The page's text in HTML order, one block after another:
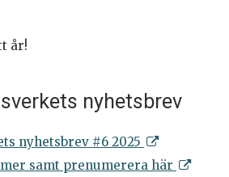
år!
nyhetsbrev
nyhetsbrev #6 2025
samt prenumerera här